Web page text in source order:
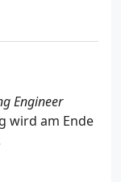
Engineer
wird am Ende